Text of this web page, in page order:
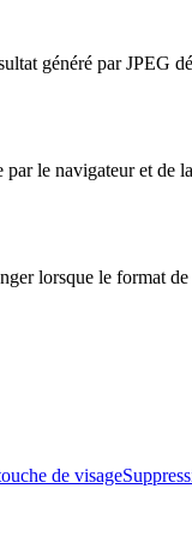
généré par JPEG
le navigateur et
lorsque le format
de visage